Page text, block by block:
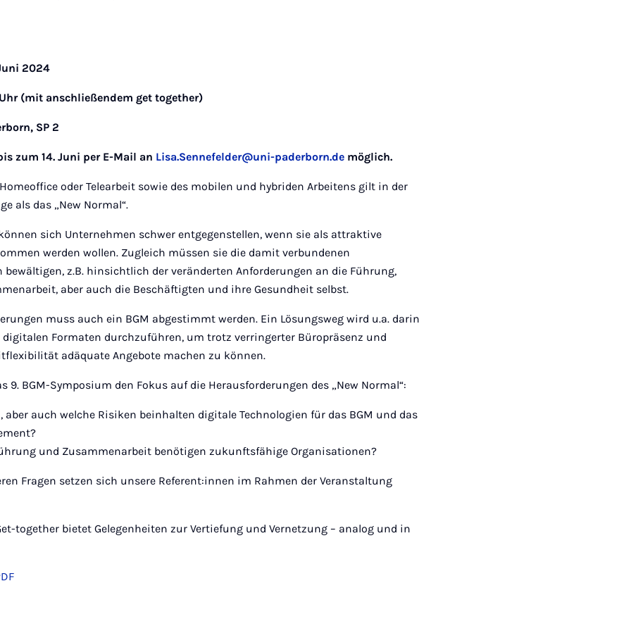
2024
(mit anschließendem get together)
SP 2
zum 14. Juni per E-Mail an Lisa.Sennefelder@uni-paderborn.de möglich.
oder Telearbeit sowie des mobilen und hybriden Arbeitens gilt in der
als das „New Normal“.
sich Unternehmen schwer entgegenstellen, wenn sie als attraktive
werden wollen. Zugleich müssen sie die damit verbundenen
bewältigen, z.B. hinsichtlich der veränderten Anforderungen an die Führung,
aber auch die Beschäftigten und ihre Gesundheit selbst.
muss auch ein BGM abgestimmt werden. Ein Lösungsweg wird u.a. darin
digitalen Formaten durchzuführen, um trotz verringerter Büropräsenz und
adäquate Angebote machen zu können.
9. BGM-Symposium den Fokus auf die Herausforderungen des „New Normal“:
aber auch welche Risiken beinhalten digitale Technologien für das BGM und das
und Zusammenarbeit benötigen zukunftsfähige Organisationen?
Fragen setzen sich unsere Referent:innen im Rahmen der Veranstaltung
together bietet Gelegenheiten zur Vertiefung und Vernetzung – analog und in